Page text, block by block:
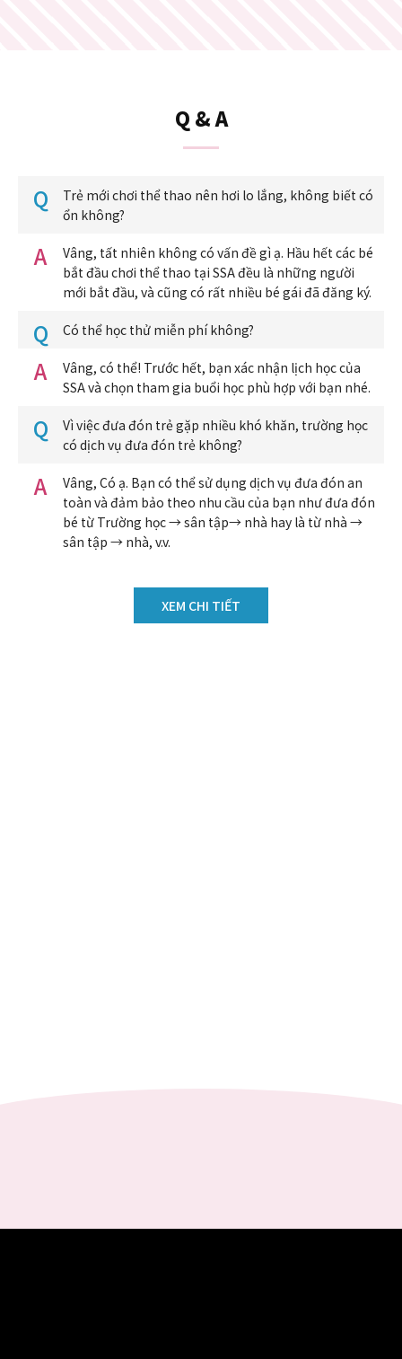
Q & A
Q
Trẻ mới chơi thể thao nên hơi lo lắng, không biết có
ổn không?
A
Vâng, tất nhiên không có vấn đề gì ạ. Hầu hết các bé
bắt đầu chơi thể thao tại SSA đều là những người
mới bắt đầu, và cũng có rất nhiều bé gái đã đăng ký.
Q Có thể học thử miễn phí không?
A
Vâng, có thể! Trước hết, bạn xác nhận lịch học của
SSA và chọn tham gia buổi học phù hợp với bạn nhé.
Q
Vì việc đưa đón trẻ gặp nhiều khó khăn, trường học
có dịch vụ đưa đón trẻ không?
A
Vâng, Có ạ. Bạn có thể sử dụng dịch vụ đưa đón an
toàn và đảm bảo theo nhu cầu của bạn như đưa đón
bé từ Trường học → sân tập→ nhà hay là từ nhà →
sân tập → nhà, v.v.
XEM CHI TIẾT